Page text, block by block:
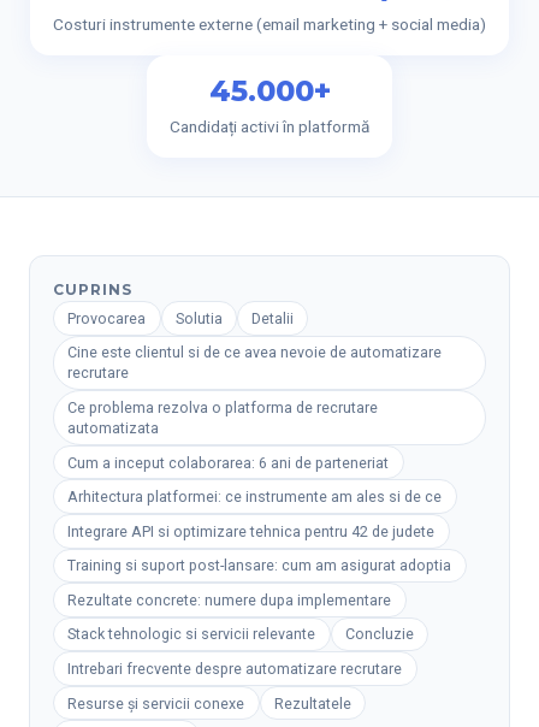
Costuri instrumente externe (email marketing + social media)
45.000+
Candidați activi în platformă
CUPRINS
Provocarea
Solutia
Detalii
Cine este clientul si de ce avea nevoie de automatizare
recrutare
Ce problema rezolva o platforma de recrutare
automatizata
Cum a inceput colaborarea: 6 ani de parteneriat
Arhitectura platformei: ce instrumente am ales si de ce
Integrare API si optimizare tehnica pentru 42 de judete
Training si suport post-lansare: cum am asigurat adoptia
Rezultate concrete: numere dupa implementare
Stack tehnologic si servicii relevante
Concluzie
Intrebari frecvente despre automatizare recrutare
Resurse și servicii conexe
Rezultatele